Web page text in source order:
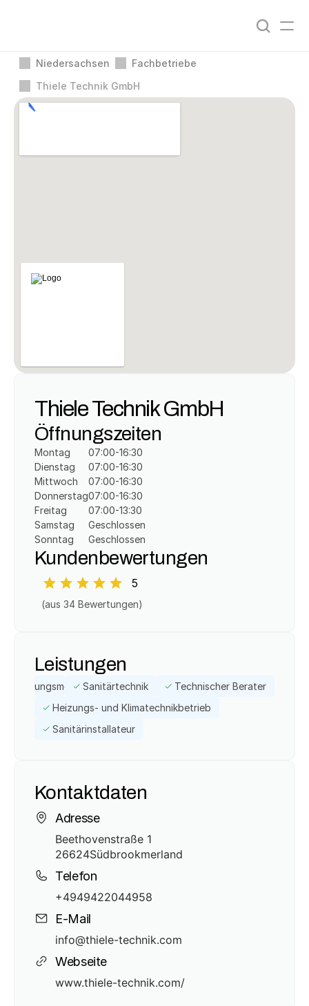
Niedersachsen
Fachbetriebe
Thiele Technik GmbH
Thiele Technik GmbH
Öffnungszeiten
Montag
Dienstag
Mittwoch
Donnerstag
Freitag
Samstag
Sonntag
07:00-16:30
07:00-16:30
07:00-16:30
07:00-16:30
07:00-13:30
Geschlossen
Geschlossen
Kundenbewertungen
5
(aus 34 Bewertungen)
Leistungen
HeizungsmonteurSanitärtechnik
Technischer Berater
Heizungs- und Klimatechnikbetrieb
Sanitärinstallateur
Kontaktdaten
Adresse
Beethovenstraße 1
26624Südbrookmerland
Telefon
+4949422044958
E-Mail
info@thiele-technik.com
Webseite
www.thiele-technik.com/